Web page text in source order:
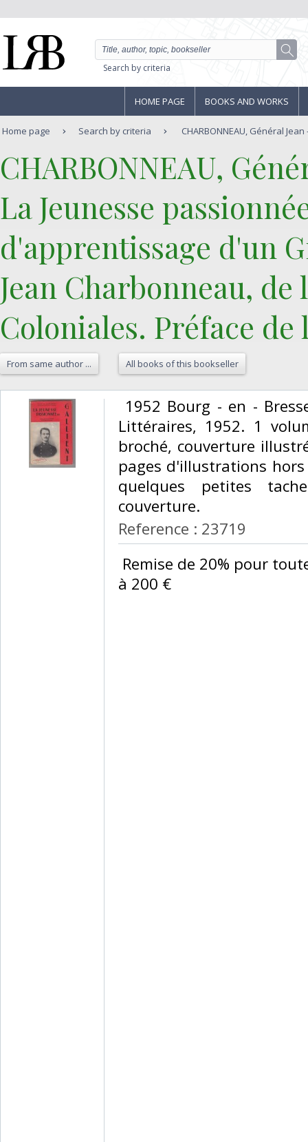
Search by criteria
HOME PAGE BOOKS AND WORKS
Home page Search by criteria CHARBONNEAU, Général
‎CHARBONNEAU,
‎La Jeunesse
d'apprentissage d'un
Jean Charbonneau, de
Coloniales. Préface
From same author ... All books of this bookseller
1952 Bourg - en -
Littéraires, 1952. 1
broché, couverture
pages d'illustrations
quelques petites
couverture.‎
Reference : 23719
Remise de 20% pour
à 200 €‎